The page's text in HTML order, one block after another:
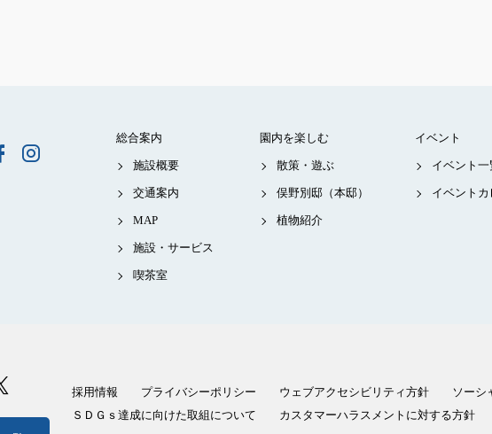
総合案内
施設概要
交通案内
MAP
施設・サービス
喫茶室
園内を楽しむ
散策・遊ぶ
俣野別邸（本邸）
植物紹介
イベント
イベント一
イベント
採用情報 プライバシーポリシー ウェブアクセシビリティ方針
ソーシ
ＳＤＧｓ達成に向けた取組について
カスタマーハラスメントに対する方針